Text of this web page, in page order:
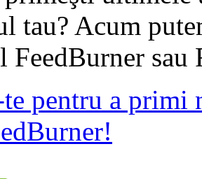
tau? Acum
FeedBurner sau
pentru a primi